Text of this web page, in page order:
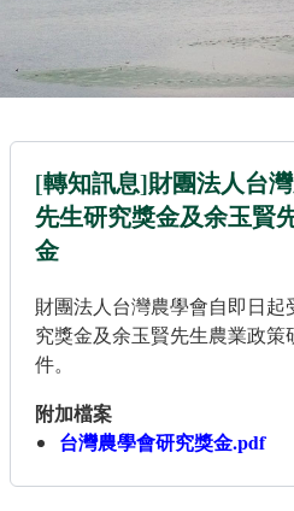
[轉知訊息]財團法人台
先生研究獎金及余玉賢
金
財團法人台灣農學會自即日起
究獎金及余玉賢先生農業政
件。
附加檔案
台灣農學會研究獎金.pdf